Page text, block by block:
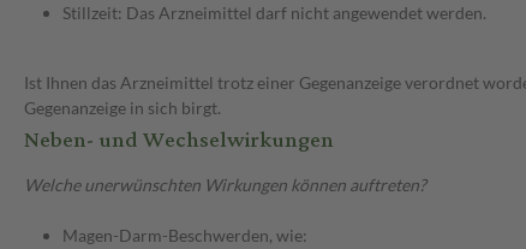
Stillzeit: Das Arzneimittel darf nicht angewendet werden.
Ist Ihnen das Arzneimittel trotz einer Gegenanzeige verordnet
Gegenanzeige in sich birgt.
Neben- und Wechselwirkungen
Welche unerwünschten Wirkungen können auftreten?
Magen-Darm-Beschwerden, wie: